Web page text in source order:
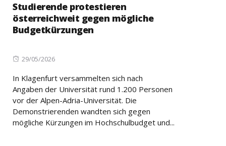
Studierende protestieren
österreichweit gegen mögliche
Budgetkürzungen
Posted
29/05/2026
In Klagenfurt versammelten sich nach
Angaben der Universität rund 1.200 Personen
vor der Alpen-Adria-Universität. Die
Demonstrierenden wandten sich gegen
mögliche Kürzungen im Hochschulbudget und...